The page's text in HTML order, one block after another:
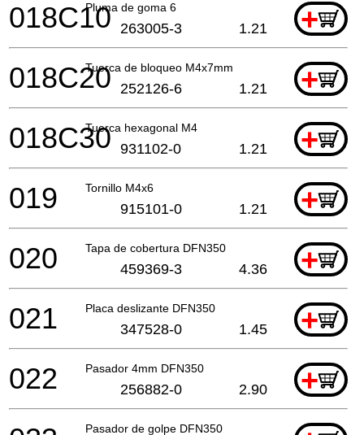
Pluma de goma 6 +
018C10 263005-3 1.21
Tuerca de bloqueo M4x7mm +
018C20 252126-6 1.21
Tuerca hexagonal M4 +
018C30 931102-0 1.21
Tornillo M4x6 +
019 915101-0 1.21
Tapa de cobertura DFN350 +
020 459369-3 4.36
Placa deslizante DFN350 +
021 347528-0 1.45
Pasador 4mm DFN350 +
022 256882-0 2.90
Pasador de golpe DFN350